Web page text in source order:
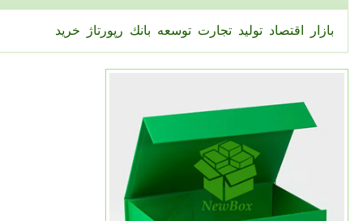
بازار اقتصاد تولید تجارت توسعه بانك رپورتاژ خرید